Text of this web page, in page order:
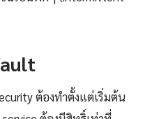
ต้องทำตั้งแต่เริ่มต้น